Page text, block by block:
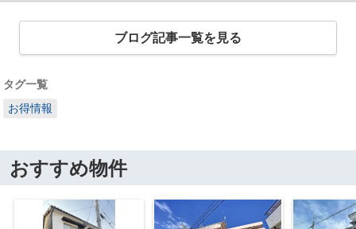
ブログ記事一覧を見る
タグ一覧
お得情報
おすすめ物件